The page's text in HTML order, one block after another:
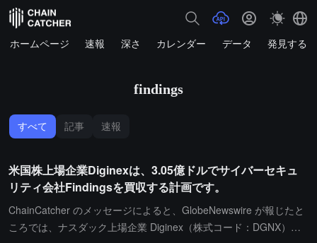
ホームページ 速報 深さ カレンダー データ 発見する
findings
すべて 記事 速報
米国株上場企業Diginexは、3.05億ドルでサイバーセキュ
リティ会社Findingsを買収する計画です。
ChainCatcher のメッセージによると、GlobeNewswire が報じたと
ころでは、ナスダック上場企業 Diginex（株式コード：DGNX）は